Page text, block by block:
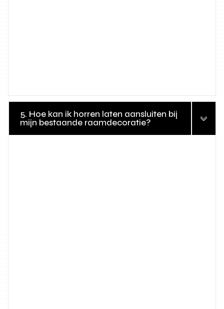
5. Hoe kan ik horren laten aansluiten bij
mijn bestaande raamdecoratie?